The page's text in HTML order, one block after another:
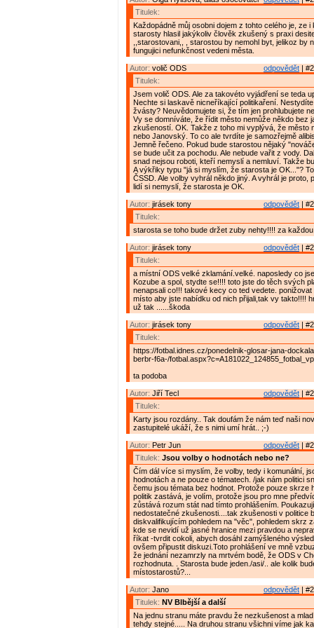
Titulek:
Každopádně můj osobni dojem z tohto celého je, ze
starosty hlasil jakýkoliv člověk zkušený s praxi
,,starostovani,, , starostou by nemohl byt, jelikoz by
fungujici nefunkčnost vedeni města.
odpovědět |
Autor: volič ODS
Titulek:
Jsem volič ODS. Ale za takovéto vyjádření se teda
Nechte si laskavě nicneříkající politikaření.
žvásty? Neuvědomujete si, že tím jen prohlubujete
Vy se domníváte, že řídit město nemůže někdo bez
zkušeností. OK. Takže z toho mi vyplývá, že město
nebo Janovský. To co ale tvrdíte je samozřejmě
Jemně řečeno. Pokud bude starostou nějaký
se bude učit za pochodu. Ale nebude vařit z vody.
snad nejsou roboti, kteří nemyslí a nemluví. Takže
A výkřiky typu "já si myslím, že starosta je OK..."?
ČSSD. Ale volby vyhrál někdo jiný. A vyhrál je proto,
lidí si nemyslí, že starosta je OK.
odpovědět |
Autor: jirásek tony
Titulek:
starosta se toho bude držet zuby nehty!!!! za
odpovědět |
Autor: jirásek tony
Titulek:
a místní ODS velké zklamání.velké. naposledy co
Kozube a spol, stydte se!!!! toto jste do těch svých
nenapsali co!!! takové kecy co ted vedete.
místo aby jste nabídku od nich přijali,tak vy takto!!!!
už tak ......škoda
odpovědět |
Autor: jirásek tony
Titulek:
https://fotbal.idnes.cz/ponedelnik-glosar-jana-
berbr-f6a-/
ta podoba
odpovědět |
Autor: Jiří Tecl
Titulek:
Karty jsou rozdány.. Tak doufám že nám teď naši
zastupitelé ukáží, že s nimi umí hrát.. ;-)
odpovědět |
Autor: Petr Jun
Titulek: Jsou volby o hodnotách nebo ne?
Čím dál více si myslím, že volby, tedy i komunální,
hodnotách a ne pouze o tématech. /jak nám politici
čemu jsou témata bez hodnot. Protože pouze skrze
politik zastává, je volím, protože jsou pro mne
zůstává rozum stát nad tímto prohlášením.
nedostatečné zkušenosti....tak zkušenosti v politice
diskvalifikujícím pohledem na "věc", pohledem skrz
kde se nevidí už jasné hranice mezi pravdou a
říkat -tvrdit cokoli, abych dosáhl zamýšleného
ovšem připustit diskuzi.Toto prohlášení ve mně
že jednání nezamrzly na mrtvém bodě, že ODS v
rozhodnuta. . Starosta bude jeden./asi/.. ale kolik
místostarostů?...
odpovědět |
Autor: Jano
Titulek: NV Blbější a další
Na jednu stranu máte pravdu že nezkušenost a
tehdy stejné..... Na druhou stranu všichni víme jak